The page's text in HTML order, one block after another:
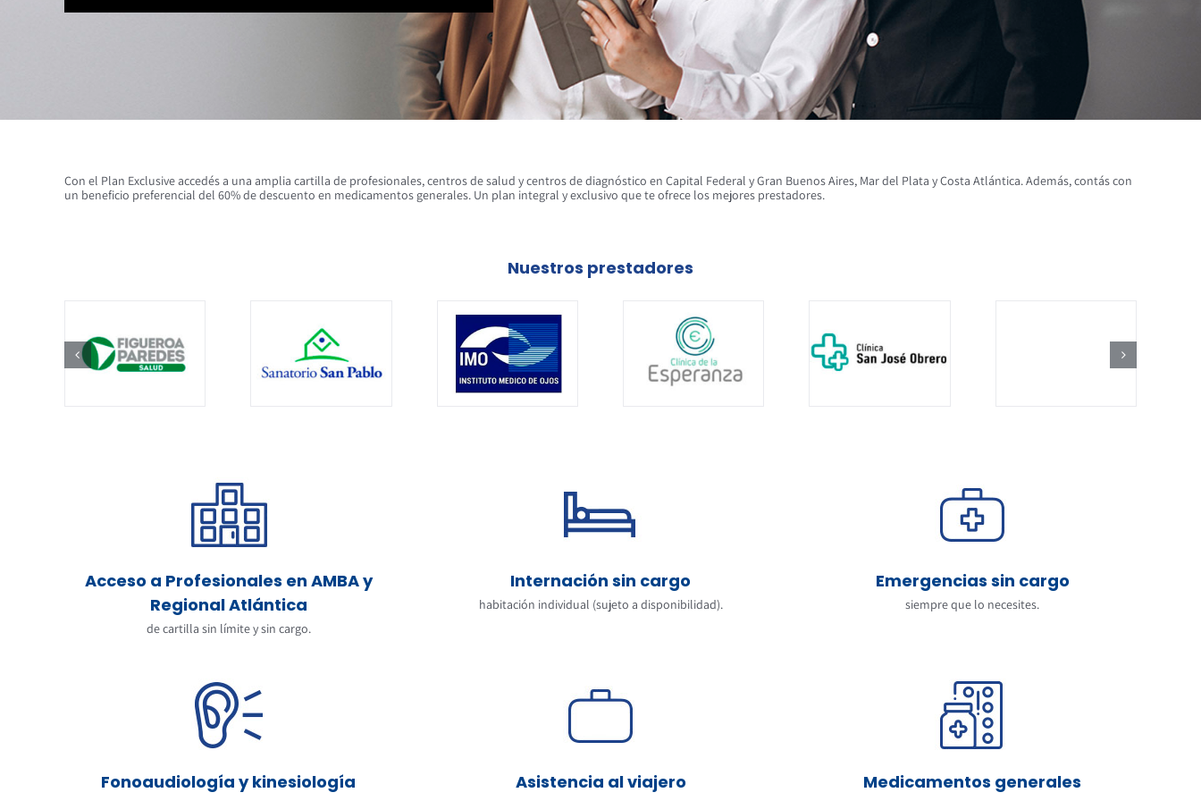
Con el Plan Exclusive accedés a una amplia cartilla de profesionales, centros de salud y centros de diagnóstico en Capital Federal y Gran Buenos Aires, Mar del Plata y Costa Atlántica. Además, contás con
un beneficio preferencial del 60% de descuento en medicamentos generales. Un plan integral y exclusivo que te ofrece los mejores prestadores.
Nuestros prestadores
Acceso a Profesionales en AMBA y
Regional Atlántica
de cartilla sin límite y sin cargo.
Internación sin cargo
habitación individual (sujeto a disponibilidad).
Emergencias sin cargo
siempre que lo necesites.
Fonoaudiología y kinesiología Asistencia al viajero Medicamentos generales